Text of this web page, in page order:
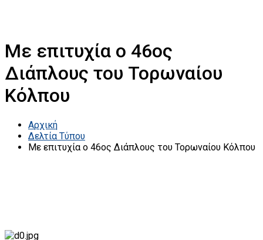
Με επιτυχία ο 46ος
Διάπλους του Τορωναίου
Κόλπου
Αρχική
Δελτία Τύπου
Με επιτυχία ο 46ος Διάπλους του Τορωναίου Κόλπου